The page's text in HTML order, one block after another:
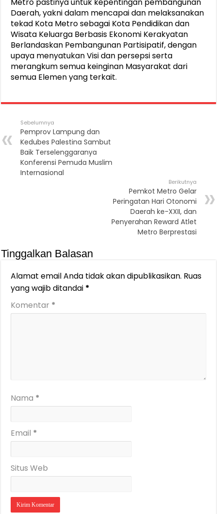
Metro pastinya untuk kepentingan pembangunan
Daerah, yakni dalam mencapai dan melaksanakan
tekad Kota Metro sebagai Kota Pendidikan dan
Wisata Keluarga Berbasis Ekonomi Kerakyatan
Berlandaskan Pembangunan Partisipatif, dengan
upaya menyatukan Visi dan persepsi serta
merangkum semua keinginan Masyarakat dari
semua Elemen yang terkait.
Sebelumnya
Pemprov Lampung dan
Kedubes Palestina Sambut
Baik Terselenggaranya
Konferensi Pemuda Muslim
Internasional
Berikutnya
Pemkot Metro Gelar
Peringatan Hari Otonomi
Daerah ke-XXII, dan
Penyerahan Reward Atlet
Metro Berprestasi
Tinggalkan Balasan
Alamat email Anda tidak akan dipublikasikan. Ruas
yang wajib ditandai *
Komentar *
Nama *
Email *
Situs Web